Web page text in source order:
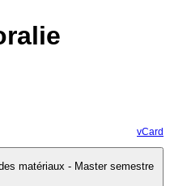
vCard
matériaux - Master semestre